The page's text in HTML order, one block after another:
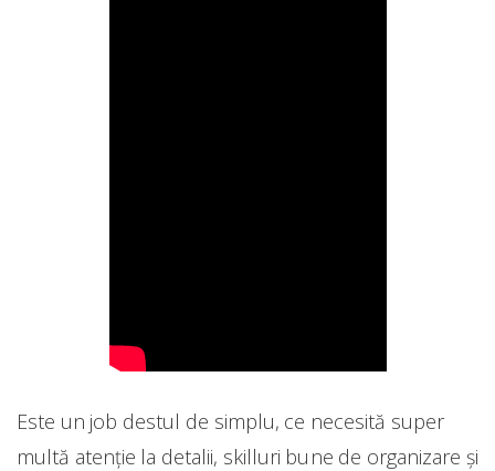
Este un job destul de simplu, ce necesită super
multă atenție la detalii, skilluri bune de organizare și